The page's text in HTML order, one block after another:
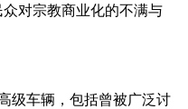
对宗教商业化的不满与
级车辆，包括曾被广泛讨